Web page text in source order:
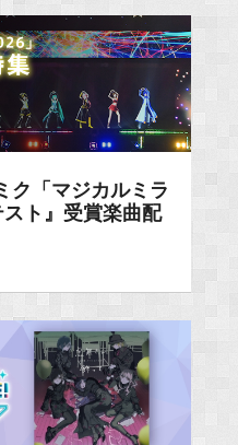
ク「マジカルミラ
ト』受賞楽曲配